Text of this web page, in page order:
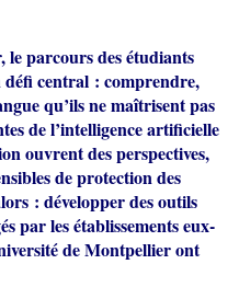
le parcours des étudiants
central : comprendre,
qu’ils ne maîtrisent pas
de l’intelligence artificielle
ouvrent des perspectives,
de protection des
: développer des outils
par les établissements eux-
de Montpellier ont